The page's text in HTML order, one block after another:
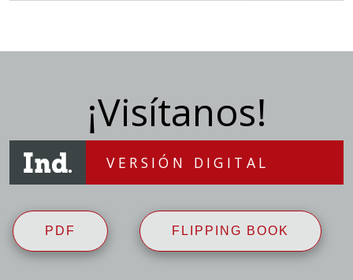
¡Visítanos!
VERSIÓN DIGITAL
PDF FLIPPING BOOK